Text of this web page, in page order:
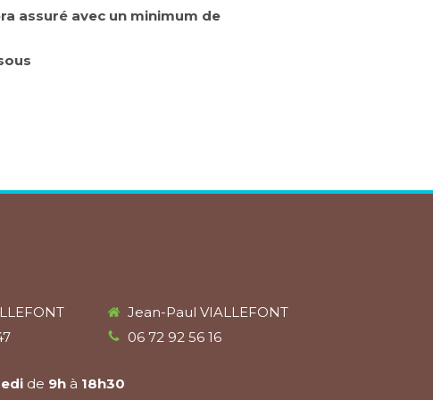
assuré avec un minimum de
Jean-Paul VIALLEFONT
06 72 92 56 16
de 9h à 18h30